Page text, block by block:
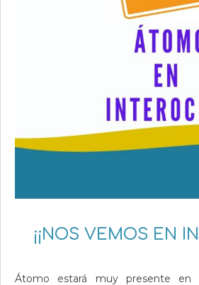
¡¡NOS VEMOS EN
Átomo estará muy presente en